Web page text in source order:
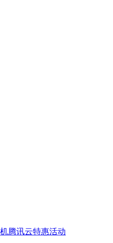
腾讯云特惠活动